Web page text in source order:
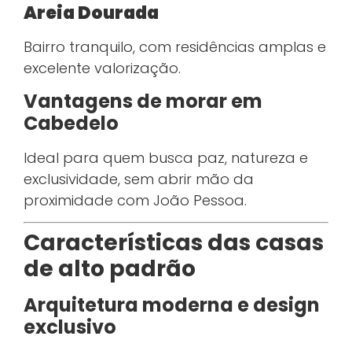
Areia Dourada
Bairro tranquilo, com residências amplas e
excelente valorização.
Vantagens de morar em
Cabedelo
Ideal para quem busca paz, natureza e
exclusividade, sem abrir mão da
proximidade com João Pessoa.
Características das casas
de alto padrão
Arquitetura moderna e design
exclusivo